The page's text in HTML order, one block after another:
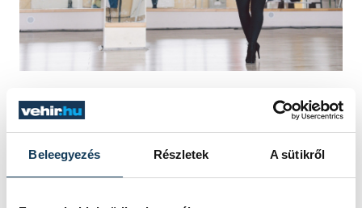
Beleegyezés Részletek A sütikről
Szép folyamatosan lépdeltek előre, az első
csoportot újabb és újabb követte, idővel
tánciskolává alakultak és felvették a Salsa